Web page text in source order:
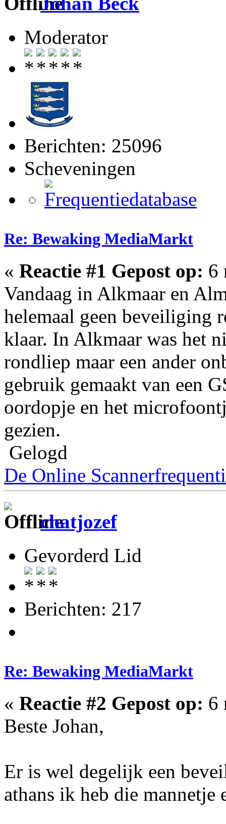
Moderator
Berichten: 25096
Scheveningen
Re: Bewaking MediaMarkt
« Reactie #1 Gepost op: 6
Vandaag in Alkmaar en
helemaal geen beveiliging
klaar. In Alkmaar was het
rondliep maar een ander
gebruik gemaakt van een
oordopje en het
gezien.
Gelogd
De Online
chatjozef
Gevorderd Lid
Berichten: 217
Re: Bewaking MediaMarkt
« Reactie #2 Gepost op: 6
Beste Johan,
Er is wel degelijk een
athans ik heb die mannetje